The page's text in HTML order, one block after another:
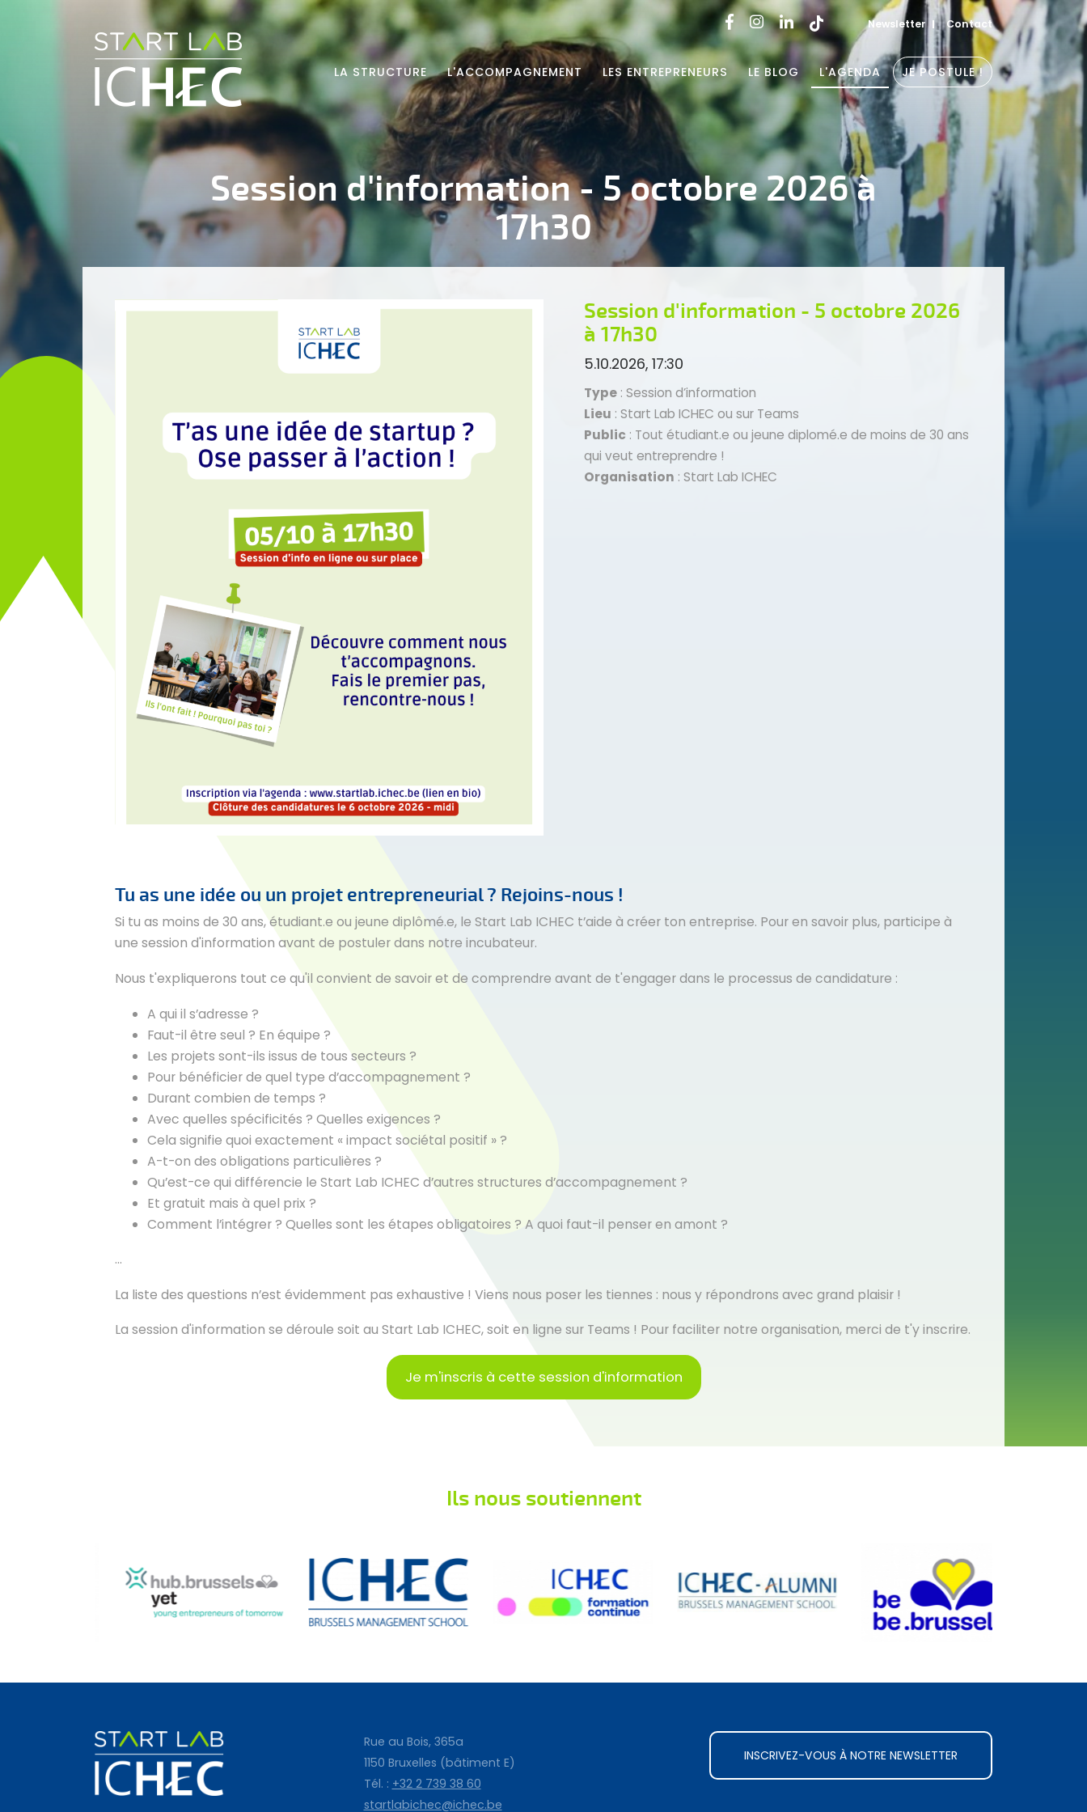
Aller au contenu principal
Newsletter Contact
LA STRUCTURE L'ACCOMPAGNEMENT LES ENTREPRENEURS LE BLOG L'AGENDA JE POSTULE !
Session d'information - 5 octobre 2026 à
17h30
Session d'information - 5 octobre 2026
à 17h30
5.10.2026, 17:30
Type : Session d’information
Lieu : Start Lab ICHEC ou sur Teams
Public : Tout étudiant.e ou jeune diplomé.e de moins de 30 ans
qui veut entreprendre !
Organisation : Start Lab ICHEC
Tu as une idée ou un projet entrepreneurial ? Rejoins-nous !
Si tu as moins de 30 ans, étudiant.e ou jeune diplômé.e, le Start Lab ICHEC t’aide à créer ton entreprise. Pour en savoir plus, participe à
une session d'information avant de postuler dans notre incubateur.
Nous t'expliquerons tout ce qu'il convient de savoir et de comprendre avant de t'engager dans le processus de candidature :
A qui il s’adresse ?
Faut-il être seul ? En équipe ?
Les projets sont-ils issus de tous secteurs ?
Pour bénéficier de quel type d’accompagnement ?
Durant combien de temps ?
Avec quelles spécificités ? Quelles exigences ?
Cela signifie quoi exactement « impact sociétal positif » ?
A-t-on des obligations particulières ?
Qu’est-ce qui différencie le Start Lab ICHEC d’autres structures d’accompagnement ?
Et gratuit mais à quel prix ?
Comment l’intégrer ? Quelles sont les étapes obligatoires ? A quoi faut-il penser en amont ?
...
La liste des questions n’est évidemment pas exhaustive ! Viens nous poser les tiennes : nous y répondrons avec grand plaisir !
La session d'information se déroule soit au Start Lab ICHEC, soit en ligne sur Teams ! Pour faciliter notre organisation, merci de t'y inscrire.
Je m'inscris à cette session d'information
Ils nous soutiennent
Rue au Bois, 365a
1150 Bruxelles (bâtiment E)
Tél. : +32 2 739 38 60
startlabichec@ichec.be
INSCRIVEZ-VOUS À NOTRE NEWSLETTER